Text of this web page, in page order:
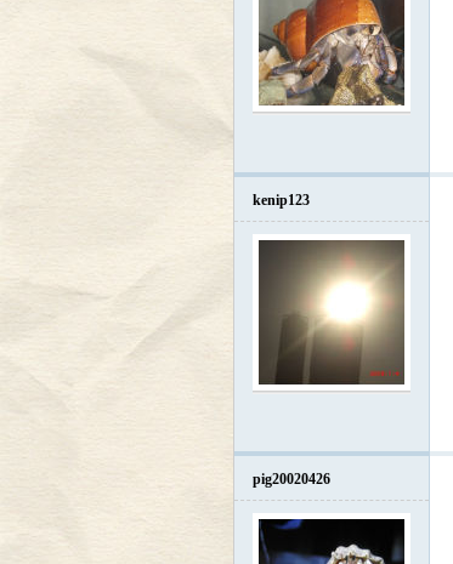
kenip123
pig20020426